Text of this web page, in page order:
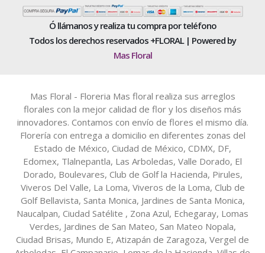
Ó llámanos y realiza tu compra por teléfono
Todos los derechos reservados +FLORAL | Powered by
Mas Floral
Mas Floral - Floreria Mas floral realiza sus arreglos
florales con la mejor calidad de flor y los diseños más
innovadores. Contamos con envío de flores el mismo día.
Florería con entrega a domicilio en diferentes zonas del
Estado de México, Ciudad de México, CDMX, DF,
Edomex, Tlalnepantla, Las Arboledas, Valle Dorado, El
Dorado, Boulevares, Club de Golf la Hacienda, Pirules,
Viveros Del Valle, La Loma, Viveros de la Loma, Club de
Golf Bellavista, Santa Monica, Jardines de Santa Monica,
Naucalpan, Ciudad Satélite , Zona Azul, Echegaray, Lomas
Verdes, Jardines de San Mateo, San Mateo Nopala,
Ciudad Brisas, Mundo E, Atizapán de Zaragoza, Vergel de